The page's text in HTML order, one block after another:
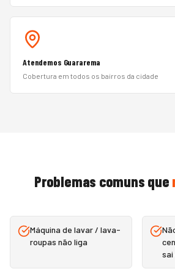
Atendemos Guararema
Cobertura em todos os bairros da cidade
Problemas comuns que
Máquina de lavar / lava-
roupas não liga
sai